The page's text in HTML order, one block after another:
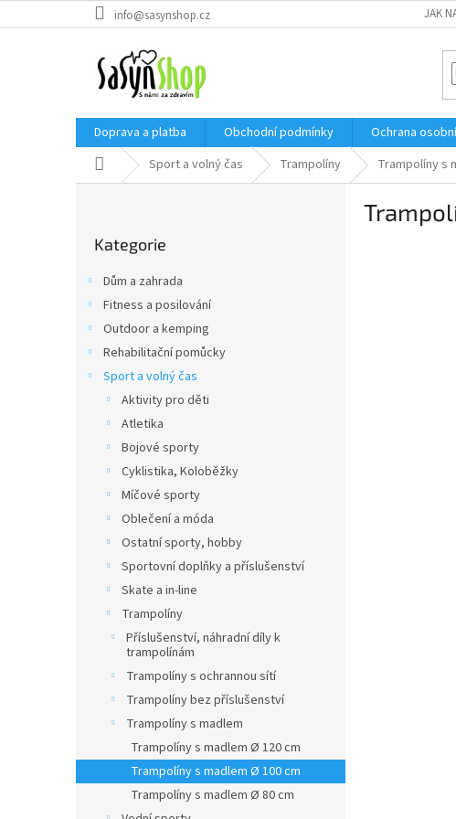
na
info@sasynshop.cz JAK
Doprava a platba Obchodní podmínky Ochrana
Domů Sport a volný čas Trampolíny Trampolíny s
kategorie
Kategorie
Dům a zahrada
Fitness a posilování
Outdoor a kemping
Rehabilitační pomůcky
Sport a volný čas
Aktivity pro děti
Atletika
Bojové sporty
Cyklistika, Koloběžky
Míčové sporty
Oblečení a móda
Ostatní sporty, hobby
Sportovní doplňky a příslušenství
Skate a in-line
Trampolíny
Příslušenství, náhradní díly k
trampolínám
Trampolíny s ochrannou sítí
Trampolíny bez příslušenství
Trampolíny s madlem
Trampolíny s madlem Ø 120 cm
Trampolíny s madlem Ø 100 cm
Trampolíny s madlem Ø 80 cm